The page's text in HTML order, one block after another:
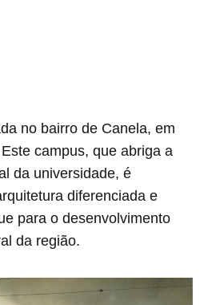
no bairro de Canela, em
campus, que abriga a
da universidade, é
diferenciada e
para o desenvolvimento
da região.